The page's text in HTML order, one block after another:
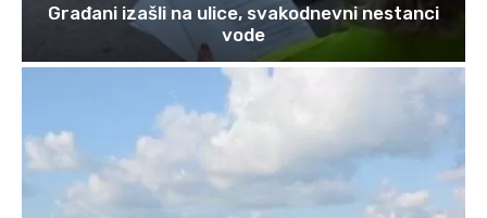
Građani izašli na ulice, svakodnevni nestanci
vode